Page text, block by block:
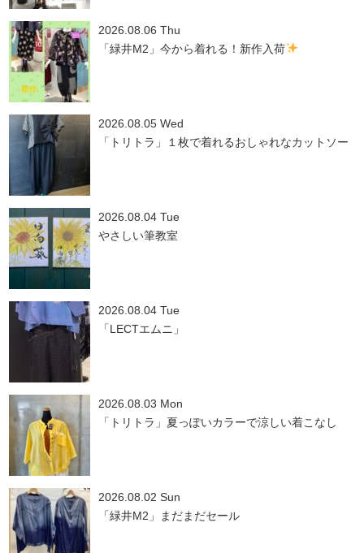
2026.08.06 Thu
「緑井M2」今から着れる！新作入荷
2026.08.05 Wed
「トリトラ」１枚で着れるおしゃれなカットソー
2026.08.04 Tue
やさしい筆教室
2026.08.04 Tue
「LECTエムニ」
2026.08.03 Mon
「トリトラ」夏っぽいカラーで涼しい着こなし
2026.08.02 Sun
「緑井M2」まだまだセール